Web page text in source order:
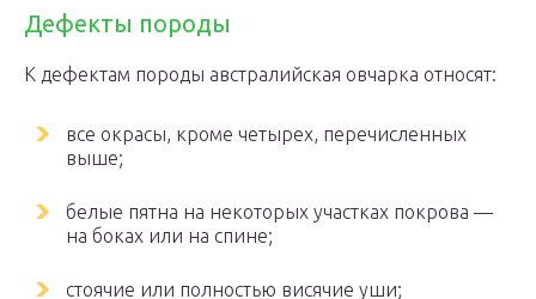
Дефекты породы
К дефектам породы австралийская овчарка относят:
все окрасы, кроме четырех, перечисленных
выше;
белые пятна на некоторых участках покрова —
на боках или на спине;
стоячие или полностью висячие уши;